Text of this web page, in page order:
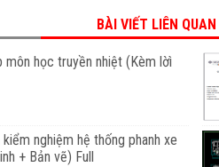
BÀI VIẾT LIÊN QUAN
học truyền nhiệt (Kèm lờì
nghiệm hệ thống phanh xe
+ Bản vẽ) Full